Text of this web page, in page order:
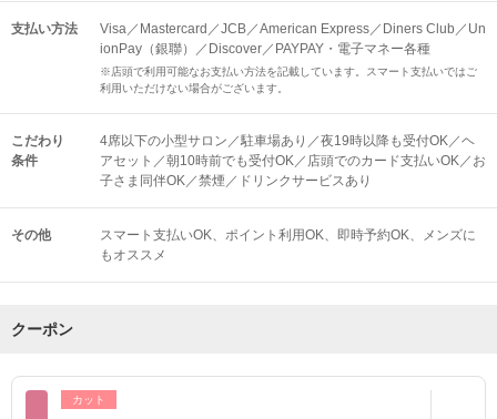
支払い方法
Visa／Mastercard／JCB／American Express／Diners Club／Un
ionPay（銀聯）／Discover／PAYPAY・電子マネー各種
※店頭で利用可能なお支払い方法を記載しています。スマート支払いではご
利用いただけない場合がございます。
こだわり
条件
4席以下の小型サロン／駐車場あり／夜19時以降も受付OK／ヘ
アセット／朝10時前でも受付OK／店頭でのカード支払いOK／お
子さま同伴OK／禁煙／ドリンクサービスあり
その他 スマート支払いOK ポイント利用OK 即時予約OK
メンズに
もオススメ
クーポン
カット